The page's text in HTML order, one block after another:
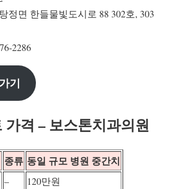
정면 한들물빛도시로 88 302호, 303
2286
기
가격 – 보스톤치과의원
종류 동일 규모 병원 중간치
– 120만원